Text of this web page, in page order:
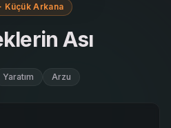
Küçük Arkana
Ası
Yaratım Arzu